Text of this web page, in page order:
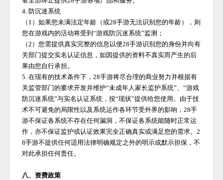
4. 防沉迷系统
（ 1）如果您未满法定年龄（或28手游无法识别您的年龄），则
您在游戏内的活动将受到“游戏防沉迷系统”监测；
（2）您需提供真实完整的信息以便28手游识别您的身份并向有
关部门提交实名认证信息，如因提供的资料不真实而产生的后
果由您自行承担。
5. 在现有的技术条件下，28手游将尽合理的商业努力并根据有
关监管部门的要求开发并维护“未成年人家长监护系统”、“游戏
防沉迷系统”与实名认证系统，按“现状”提供给您使用。由于技
术不可避免的局限性以及系统运作各环节受外界的影响，28手
游不保证各系统不存在任何漏洞，不保证各系统能随时正常运
作，亦不保证监护或认证效果完全正确真实或满足您的需求。2
8手游不提供任何适用法律明确规定之外的明示或默示担保，不
对此承担任何责任。
八、资费政策